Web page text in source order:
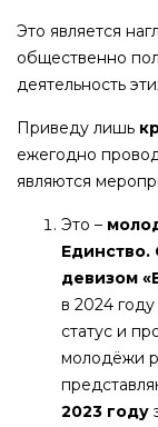
Это является
общественно
деятельность
Приведу лишь
ежегодно
являются
Это –
Единство.
девизом
в 2024
статус и
молодёжи
2023 году